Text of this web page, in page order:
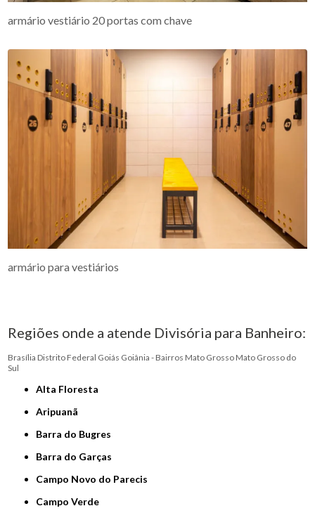
armário vestiário 20 portas com chave
armário para vestiários
Regiões onde a atende Divisória para Banheiro:
Brasília Distrito Federal Goiás Goiânia - Bairros Mato Grosso Mato Grosso do
Sul
Alta Floresta
Aripuanã
Barra do Bugres
Barra do Garças
Campo Novo do Parecis
Campo Verde